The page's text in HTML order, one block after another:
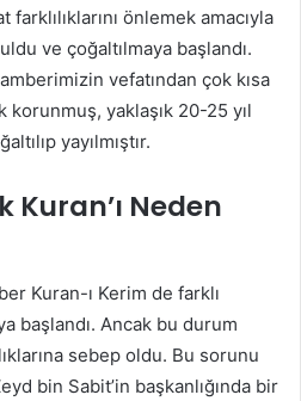
farklılıklarını önlemek amacıyla
ve çoğaltılmaya başlandı.
vefatından çok kısa
korunmuş, yaklaşık 20-25 yıl
yayılmıştır.
Kuran’ı Neden
Kuran-ı Kerim de farklı
başlandı. Ancak bu durum
sebep oldu. Bu sorunu
bin Sabit’in başkanlığında bir